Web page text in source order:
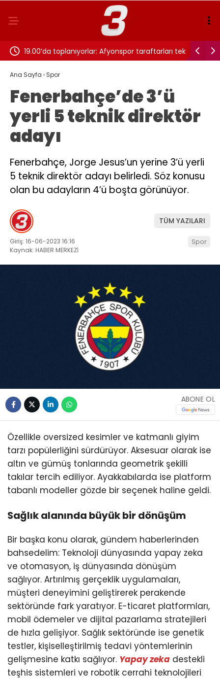
19.00’da toplanıyorlar: Afyonspor taraftarları tek
yürek!
tv100
Ana Sayfa › Spor
Fenerbahçe’de 3’ü
yerli 5 teknik direktör
adayı
Fenerbahçe, Jorge Jesus’un yerine 3’ü yerli
5 teknik direktör adayı belirledi. Söz konusu
olan bu adayların 4’ü boşta görünüyor.
TÜM YAZILARI
Giriş: 16-06-2023 16:16
Kaynak: HABER MERKEZİ
Spor
ABONE OL
Özellikle oversized kesimler ve katmanlı giyim
tarzı popülerliğini sürdürüyor. Aksesuar olarak ise
altın ve gümüş tonlarında geometrik şekilli
takılar tercih ediliyor. Ayakkabılarda ise platform
tabanlı modeller gözde bir seçenek haline geldi.
Sağlık alanında büyük bir dönüşüm
Bir başka konu olarak, gündem haberlerinden
bahsedelim: Teknoloji dünyasında yapay zeka
ve otomasyon, iş dünyasında dönüşüm
sağlıyor. Artırılmış gerçeklik uygulamaları,
müşteri deneyimini geliştirerek perakende
sektöründe fark yaratıyor. E-ticaret platformları,
mobil ödemeler ve dijital pazarlama stratejileri
de hızla gelişiyor. Sağlık sektöründe ise genetik
testler, kişiselleştirilmiş tedavi yöntemlerinin
gelişmesine katkı sağlıyor. Yapay zeka destekli
teşhis sistemleri ve robotik cerrahi teknolojileri